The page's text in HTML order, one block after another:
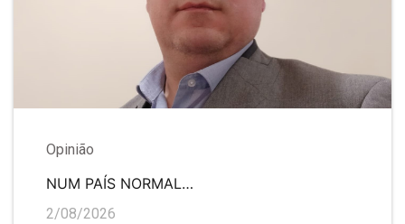
Opinião
NUM PAÍS NORMAL…
2/08/2026